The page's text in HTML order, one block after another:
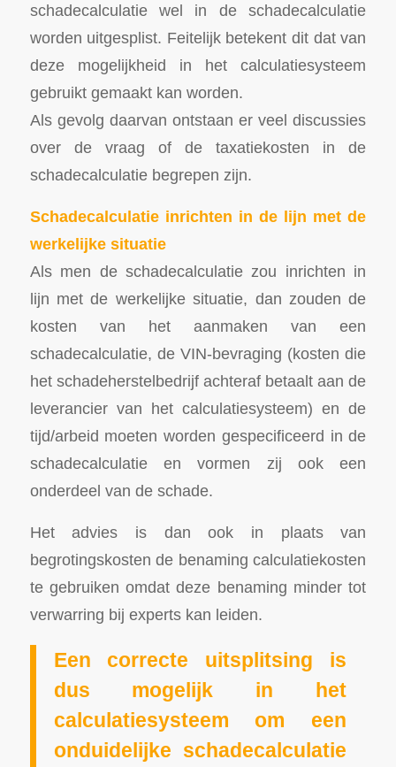
schadecalculatie wel in de schadecalculatie
worden uitgesplist. Feitelijk betekent dit dat van
deze mogelijkheid in het calculatiesysteem
gebruikt gemaakt kan worden.
Als gevolg daarvan ontstaan er veel discussies
over de vraag of de taxatiekosten in de
schadecalculatie begrepen zijn.
Schadecalculatie inrichten in de lijn met de
werkelijke situatie
Als men de schadecalculatie zou inrichten in
lijn met de werkelijke situatie, dan zouden de
kosten van het aanmaken van een
schadecalculatie, de VIN-bevraging (kosten die
het schadeherstelbedrijf achteraf betaalt aan de
leverancier van het calculatiesysteem) en de
tijd/arbeid moeten worden gespecificeerd in de
schadecalculatie en vormen zij ook een
onderdeel van de schade.
Het advies is dan ook in plaats van
begrotingskosten de benaming calculatiekosten
te gebruiken omdat deze benaming minder tot
verwarring bij experts kan leiden.
Een correcte uitsplitsing is
dus mogelijk in het
calculatiesysteem om een
onduidelijke schadecalculatie